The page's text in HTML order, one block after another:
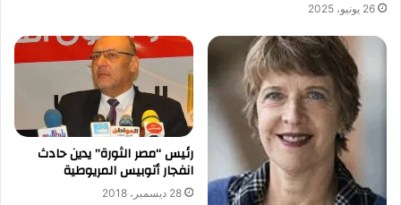
26 يونيو، 2025
رئيس “مصر الثورة” يدين حادث
انفجار أتوبيس المريوطية
28 ديسمبر، 2018